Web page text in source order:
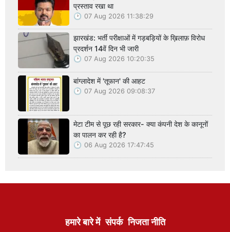
प्रस्ताव रखा था
07 Aug 2026 11:38:29
झारखंड: भर्ती परीक्षाओं में गड़बड़ियों के ख़िलाफ़ विरोध
प्रदर्शन 14वें दिन भी जारी
07 Aug 2026 10:20:35
बांग्लादेश में 'तूफान' की आहट
07 Aug 2026 09:08:37
मेटा टीम से पूछ रही सरकार- क्या कंपनी देश के कानूनों
का पालन कर रही है?
06 Aug 2026 17:47:45
हमारे बारे में संपर्क निजता नीति